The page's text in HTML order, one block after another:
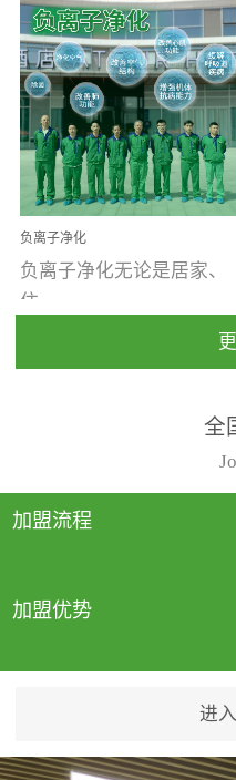
受温度、湿度、基质养
分、通风四个条件影响，
温暖潮湿、营养物质多、
通风缓慢的空间最易滋生
大量霉菌的...
负离子净化
负离子净化无论是居家、
住...
动，人类长时间停留的室
内空间都有整体消毒的需
要。因为空间内人流携带
的、空气...
全
加盟流程
加盟优势
进